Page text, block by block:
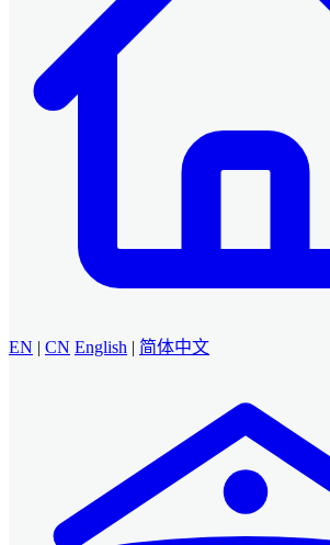
EN | CN English | 简体中文